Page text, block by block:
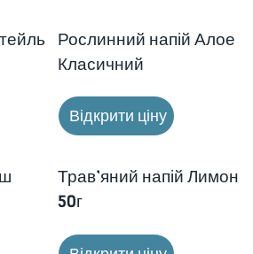
Рослинний напій Алое
Класичний
Відкрити ціну
Трав’яний напій Лимон
50г